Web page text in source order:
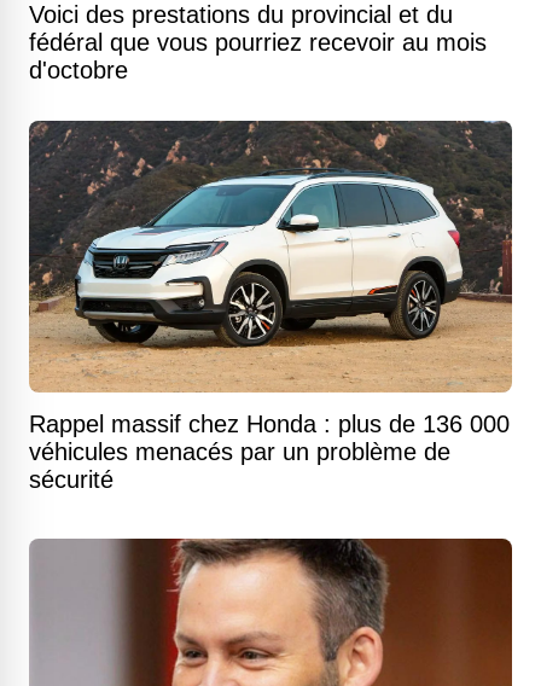
Voici des prestations du provincial et du
fédéral que vous pourriez recevoir au mois
d'octobre
Rappel massif chez Honda : plus de 136 000
véhicules menacés par un problème de
sécurité